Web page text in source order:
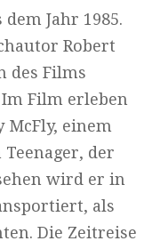
Jahr 1985.
Robert
des Films
Film erleben
einem
der
wird er in
als
Die Zeitreise